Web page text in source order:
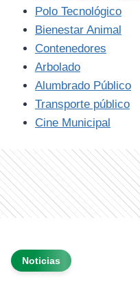
Polo Tecnológico
Bienestar Animal
Contenedores
Arbolado
Alumbrado Público
Transporte público
Cine Municipal
Noticias